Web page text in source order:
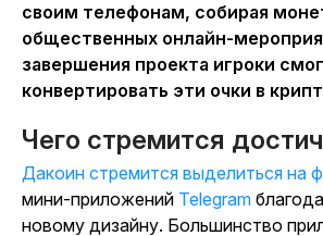
своим телефонам, собирая
общественных онлайн-
завершения проекта игроки
конвертировать эти очки в
Чего стремится
Дакоин стремится выделиться на
мини-приложений Telegram
новому дизайну. Большинство